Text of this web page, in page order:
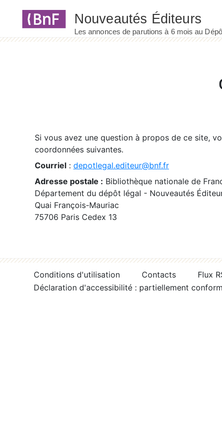
Si vous avez une question à propos de ce site,
coordonnées suivantes.
Courriel : depotlegal.editeur@bnf.fr
Adresse postale : Bibliothèque nationale de
Département du dépôt légal - Nouveautés
Quai François-Mauriac
75706 Paris Cedex 13
Conditions d'utilisation Contacts
Flux
Déclaration d'accessibilité : partiellement